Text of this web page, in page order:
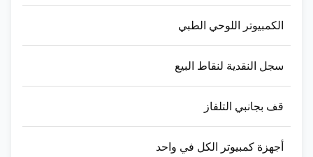
الكمبيوتر اللوحي الطبي
سجل النقدية لنقاط البيع
قف بجانبي التلفاز
أجهزة كمبيوتر الكل في واحد